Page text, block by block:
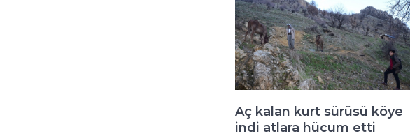
Aç kalan kurt sürüsü köye
indi atlara hücum etti